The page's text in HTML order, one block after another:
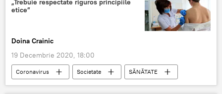
„Trebuie respectate riguros principiile
etice”
Doina Crainic
19 Decembrie 2020, 18:00
Coronavirus Societate
SĂNĂTATE
Religie
BOR